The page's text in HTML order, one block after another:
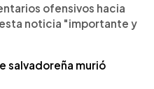
ofensivos hacia
noticia "importante y
salvadoreña murió